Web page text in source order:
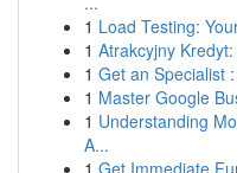
1 Load Testing:
1 Atrakcyjny
1 Get an Specialist
1 Master Google
1 Understanding
A...
1 Get Immediate